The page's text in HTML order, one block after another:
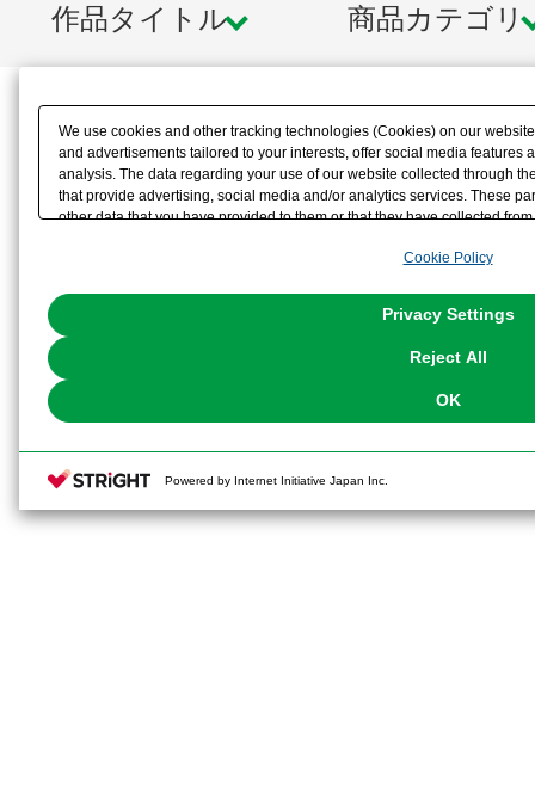
作品タイトル 商品カテゴリ
We use cookies and other tracking technologies (Cookies) on our
and advertisements tailored to your interests, offer social media features
analysis. The data regarding your use of our website collected through
that provide advertising, social media and/or analytics services. These
other data that you have provided to them or that they have collected
the use of all Cookies except for Strictly Necessary Cookies, please
You can change your consent or rejection settings at any time via
Cookie Policy
Privacy Settings
Reject All
OK
Powered by Internet Initiative Japan Inc.